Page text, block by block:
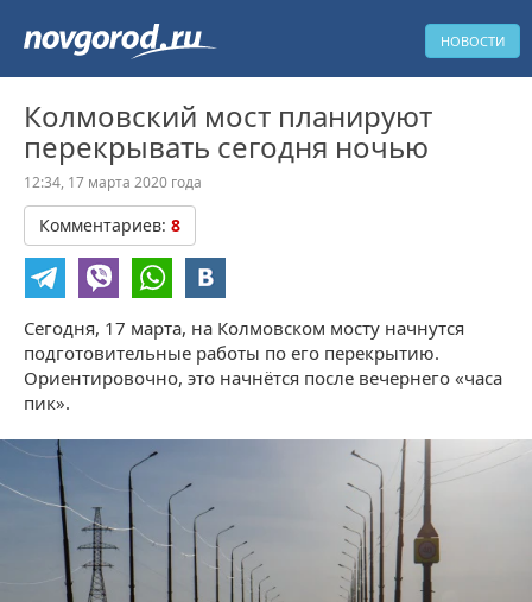
НОВОСТИ
Колмовский мост планируют
перекрывать сегодня ночью
12:34, 17 марта 2020 года
Комментариев: 8
Сегодня, 17 марта, на Колмовском мосту начнутся
подготовительные работы по его перекрытию.
Ориентировочно, это начнётся после вечернего «часа
пик».